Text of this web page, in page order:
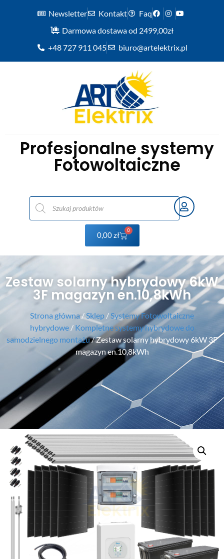
Newsletter Kontakt
Faq
Darmowa dostawa od 2499,00zł
+48 727 911 045
biuro@artelektrix.pl
Profesjonalne systemy
Fotowoltaiczne
0,00zł
0
Zestaw solarny hybrydowy 6kW
3F magazyn en.10,8kWh
Strona główna/ Sklep / Systemy Fotowoltaiczne
hybrydowe/ Kompletne systemy hybrydowe do
samodzielnego montażu/ Zestaw solarny hybrydowy 6kW 3F
magazyn en.10,8kWh